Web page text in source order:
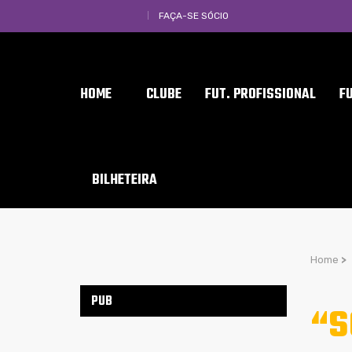
FAÇA-SE SÓCIO
HOME CLUBE FUT. PROFISSIONAL
BILHETEIRA
Home >
PUB